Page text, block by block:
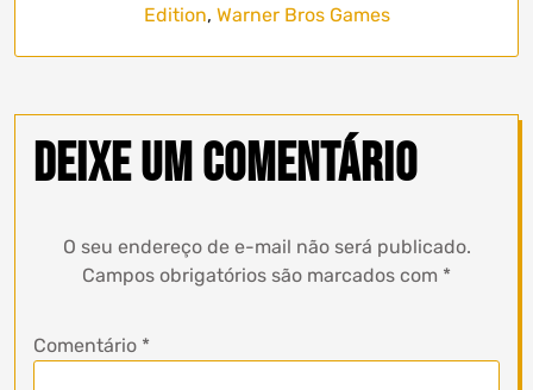
Edition, Warner Bros Games
Deixe um comentário
O seu endereço de e-mail não será publicado.
Campos obrigatórios são marcados com *
Comentário *